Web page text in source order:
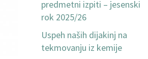
predmetni izpiti – jesenski
rok 2025/26
Uspeh naših dijakinj na
tekmovanju iz kemije